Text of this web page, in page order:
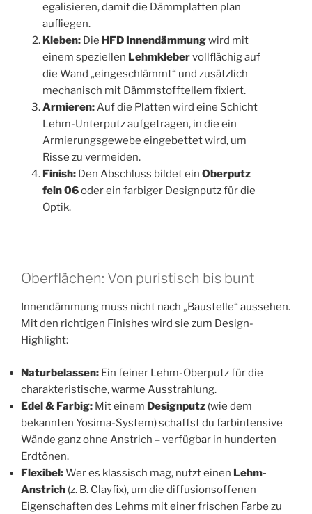
egalisieren, damit die Dämmplatten plan
aufliegen.
Kleben: Die HFD Innendämmungwird mit
einem speziellen Lehmklebervollflächig auf
die Wand „eingeschlämmt“ und zusätzlich
mechanisch mit Dämmstofftellem fixiert.
Armieren:Auf die Platten wird eine Schicht
Lehm-Unterputz aufgetragen, in die ein
Armierungsgewebe eingebettet wird, um
Risse zu vermeiden.
Finish: Den Abschluss bildet einOberputz
fein 06oder ein farbiger Designputz für die
Optik.
Oberflächen: Von puristisch bis bunt
Innendämmung muss nicht nach „Baustelle“ aussehen.
Mit den richtigen Finishes wird sie zum Design-
Highlight:
Naturbelassen: Ein feiner Lehm-Oberputz für die
charakteristische, warme Ausstrahlung.
Edel & Farbig: Mit einem Designputz (wie dem
bekannten Yosima-System) schaffst du farbintensive
Wände ganz ohne Anstrich – verfügbar in hunderten
Erdtönen.
Flexibel:Wer es klassisch mag, nutzt einen Lehm-
Anstrich (z. B. Clayfix), um die diffusionsoffenen
Eigenschaften des Lehms mit einer frischen Farbe zu